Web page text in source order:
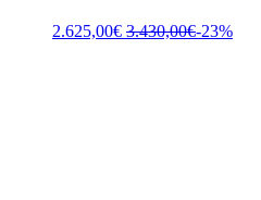
2.625,00€ 3.430,00€-23%